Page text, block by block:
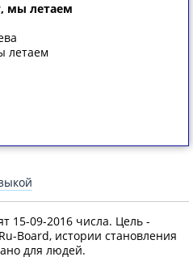
мы летаем
летаем
15-09-2016 числа. Цель -
Board, истории становления
для людей.